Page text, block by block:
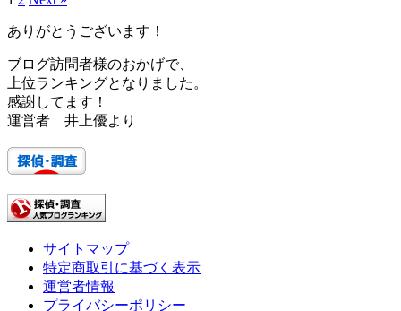
ありがとうございます！
ブログ訪問者様のおかげで、
上位ランキングとなりました。
感謝してます！
運営者 井上優より
サイトマップ
特定商取引に基づく表示
運営者情報
プライバシーポリシー